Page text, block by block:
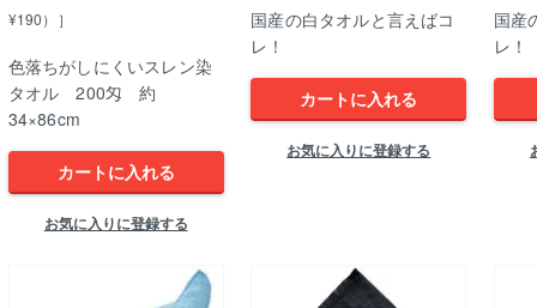
¥190）］
色落ちがしにくいスレン染
タオル 200匁 約
34×86cm
カートに入れる
お気に入りに登録する
国産の白タオルと言えばコ
レ！
カートに入れる
お気に入りに登録する
国産
レ！